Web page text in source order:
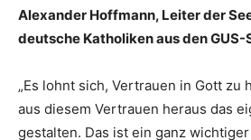
Alexander Hoffmann, Leiter der
deutsche Katholiken aus den GUS-
„Es lohnt sich, Vertrauen in Gott zu
aus diesem Vertrauen heraus das
gestalten. Das ist ein ganz